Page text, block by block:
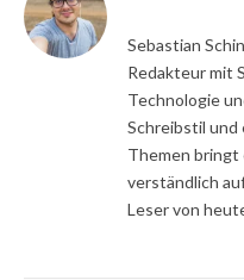
Sebastian
Redakteur mit
Technologie
Schreibstil und
Themen bringt
verständlich
Leser von